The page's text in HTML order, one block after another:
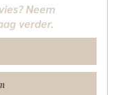
Neem
verder.